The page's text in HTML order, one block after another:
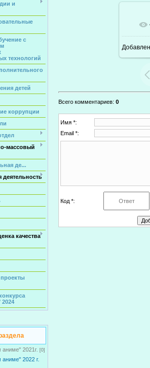
и
с
технологий
детей
коррупции
массовый
де...
качества
2021г. [0]
2022 г.
Всего комментариев: 0
Имя *:
Email *:
Код *: